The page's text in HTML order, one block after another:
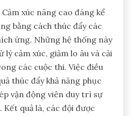
xúc nâng cao đáng kể
bằng cách thúc đẩy các
ứng. Những hệ thống này
lý cảm xúc, giảm lo âu và cải
các cuộc thi. Việc điều
thúc đẩy khả năng phục
vận động viên duy trì sự
quả là, các đội được